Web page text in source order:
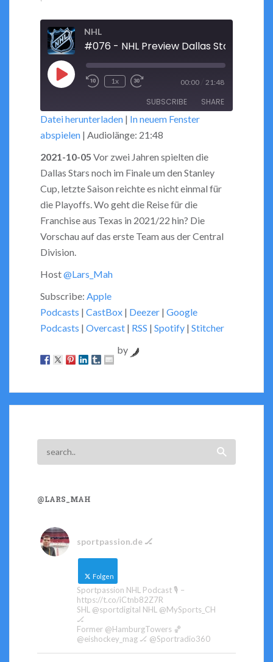
NHL
#076 - NHL Preview Dallas Stars
Play
Rewind
Seconds
1x
Fast
Forward
30
seconds
00:00 21:48
SUBSCRIBE SHARE
SHARE
LINK
EMBED
Datei herunterladen | In neuem Fenster
abspielen | Audiolänge: 21:48
2021-10-05 Vor zwei Jahren spielten die
Dallas Stars noch im Finale um den Stanley
Cup, letzte Saison reichte es nicht einmal für
die Playoffs. Wo geht die Reise für die
Franchise aus Texas in 2021/22 hin? Die
Vorschau auf das erste Team aus der Central
Division.
Host@Lars_Mah
Subscribe: Apple
Podcasts | CastBox | Deezer | Google
Podcasts | Overcast | RSS | Spotify | Stitcher
by
@LARS_MAH
sportpassion.de 🏒
Folgen
Sportpassion NHL Podcast 🎙️ –
https://t.co/iCtnb82Z7R
SHL @sportdigital NHL @MySports_CH
🏒
Former @HamburgTowers 🏀
@eishockey_mag 🏒 @Sportradio360